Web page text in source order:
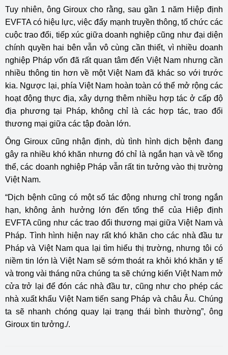
Tuy nhiên, ông Giroux cho rằng, sau gần 1 năm Hiệp định
EVFTA có hiệu lực, việc đẩy mạnh truyền thông, tổ chức các
cuộc trao đổi, tiếp xúc giữa doanh nghiệp cũng như đại diện
chính quyền hai bên vẫn vô cùng cần thiết, vì nhiều doanh
nghiệp Pháp vốn đã rất quan tâm đến Việt Nam nhưng cần
nhiều thông tin hơn về một Việt Nam đã khác so với trước
kia. Ngược lại, phía Việt Nam hoàn toàn có thể mở rộng các
hoạt động thực địa, xây dựng thêm nhiều hợp tác ở cấp độ
địa phương tại Pháp, không chỉ là các hợp tác, trao đổi
thương mại giữa các tập đoàn lớn.
Ông Giroux cũng nhận định, dù tình hình dịch bệnh đang
gây ra nhiều khó khăn nhưng đó chỉ là ngắn hạn và về tổng
thể, các doanh nghiệp Pháp vẫn rất tin tưởng vào thị trường
Việt Nam.
“Dịch bệnh cũng có một số tác động nhưng chỉ trong ngắn
hạn, không ảnh hưởng lớn đến tổng thể của Hiệp định
EVFTA cũng như các trao đổi thương mại giữa Việt Nam và
Pháp. Tình hình hiện nay rất khó khăn cho các nhà đầu tư
Pháp và Việt Nam qua lại tìm hiểu thị trường, nhưng tôi có
niềm tin lớn là Việt Nam sẽ sớm thoát ra khỏi khó khăn y tế
và trong vài tháng nữa chúng ta sẽ chứng kiến Việt Nam mở
cửa trở lại để đón các nhà đầu tư, cũng như cho phép các
nhà xuất khẩu Việt Nam tiến sang Pháp và châu Âu. Chúng
ta sẽ nhanh chóng quay lại trạng thái bình thường”, ông
Giroux tin tưởng./.